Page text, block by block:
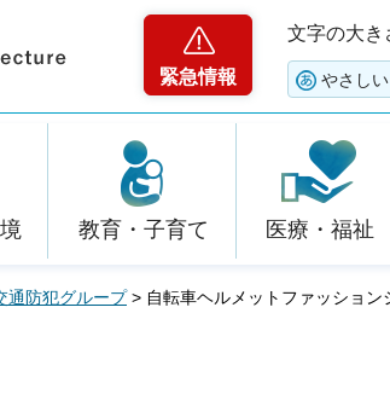
緊急情報
文字の大き
やさし
教育・子育て 医療・福祉
通防犯グループ> 自転車ヘルメットファッション